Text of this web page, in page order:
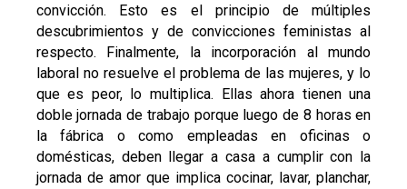
convicción. Esto es el principio de múltiples
descubrimientos y de convicciones feministas al
respecto. Finalmente, la incorporación al mundo
laboral no resuelve el problema de las mujeres, y lo
que es peor, lo multiplica. Ellas ahora tienen una
doble jornada de trabajo porque luego de 8 horas en
la fábrica o como empleadas en oficinas o
domésticas, deben llegar a casa a cumplir con la
jornada de amor que implica cocinar, lavar, planchar,